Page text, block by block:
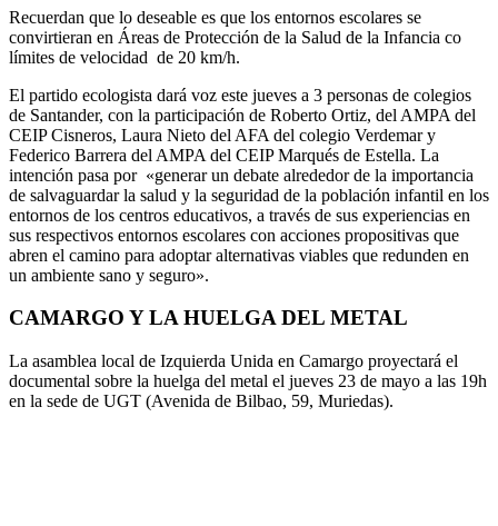
Recuerdan que lo deseable es que los entornos escolares se
convirtieran en Áreas de Protección de la Salud de la Infancia co
límites de velocidad de 20 km/h.
El partido ecologista dará voz este jueves a 3 personas de colegios
de Santander, con la participación de Roberto Ortiz, del AMPA del
CEIP Cisneros, Laura Nieto del AFA del colegio Verdemar y
Federico Barrera del AMPA del CEIP Marqués de Estella. La
intención pasa por «generar un debate alrededor de la importancia
de salvaguardar la salud y la seguridad de la población infantil en los
entornos de los centros educativos, a través de sus experiencias en
sus respectivos entornos escolares con acciones propositivas que
abren el camino para adoptar alternativas viables que redunden en
un ambiente sano y seguro».
CAMARGO Y LA HUELGA DEL METAL
La asamblea local de Izquierda Unida en Camargo proyectará el
documental sobre la huelga del metal el jueves 23 de mayo a las 19h
en la sede de UGT (Avenida de Bilbao, 59, Muriedas).